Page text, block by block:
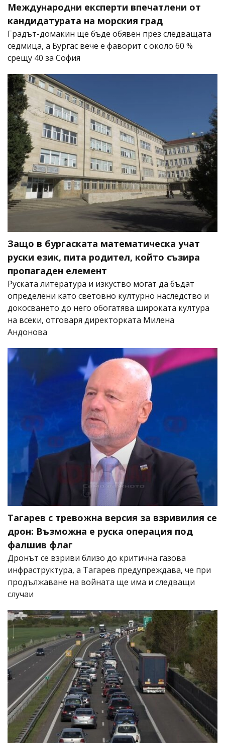
Международни експерти впечатлени от
кандидатурата на морския град
Градът-домакин ще бъде обявен през следващата
седмица, а Бургас вече е фаворит с около 60 %
срещу 40 за София
Защо в бургаската математическа учат
руски език, пита родител, който съзира
пропагаден елемент
Руската литература и изкуство могат да бъдат
определени като световно културно наследство и
докосването до него обогатява широката култура
на всеки, отговаря директорката Милена
Андонова
Тагарев с тревожна версия за взривилия се
дрон: Възможна е руска операция под
фалшив флаг
Дронът се взриви близо до критична газова
инфраструктура, а Тагарев предупреждава, че при
продължаване на войната ще има и следващи
случаи